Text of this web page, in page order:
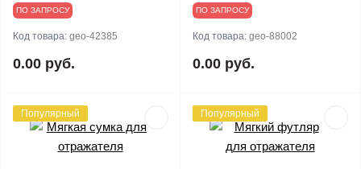
ПО ЗАПРОСУ
Код товара: geo-42385
0.00 руб.
ПО ЗАПРОСУ
Код товара: geo-88002
0.00 руб.
Популярный Популярный